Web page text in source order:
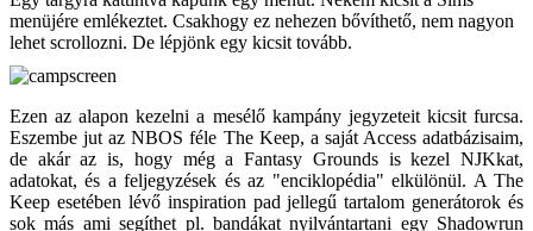
menüjére emlékeztet. Csakhogy ez nehezen bővíthető, nem nagyon
lehet scrollozni. De lépjönk egy kicsit tovább.
Ezen az alapon kezelni a mesélő kampány jegyzeteit kicsit furcsa.
Eszembe jut az NBOS féle The Keep, a saját Access adatbázisaim,
de akár az is, hogy még a Fantasy Grounds is kezel NJKkat,
adatokat, és a feljegyzések és az "enciklopédia" elkülönül. A The
Keep esetében lévő inspiration pad jellegű tartalom generátorok és
sok más ami segíthet pl. bandákat nyilvántartani egy Shadowrun